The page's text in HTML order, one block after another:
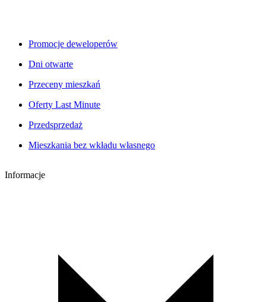
Promocje deweloperów
Dni otwarte
Przeceny mieszkań
Oferty Last Minute
Przedsprzedaż
Mieszkania bez wkładu własnego
Informacje